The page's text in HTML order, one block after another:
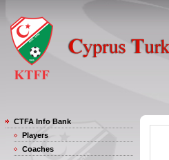
CTFA Info Bank
Players
Coaches